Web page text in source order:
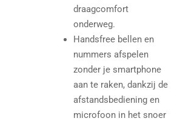
draagcomfort
onderweg.
Handsfree bellen en
nummers afspelen
zonder je smartphone
aan te raken, dankzij de
afstandsbediening en
microfoon in het snoer